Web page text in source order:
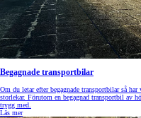
Begagnade transportbilar
Om du letar efter begagnade transportbilar så
storlekar. Förutom en begagnad transportbil av
trygg med.
Läs mer